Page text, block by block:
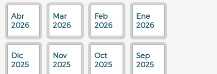
Abr
2026
Mar
2026
Feb
2026
Ene
2026
Dic
2025
Nov
2025
Oct
2025
Sep
2025